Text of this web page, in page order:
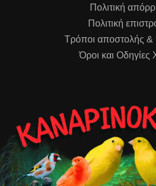
Πολιτική
Πολιτική
Τρόποι αποστολής
Όροι και Οδηγίες